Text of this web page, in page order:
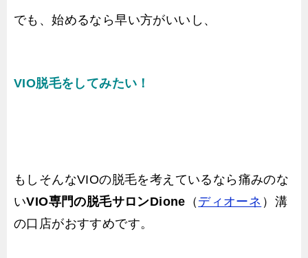
でも、始めるなら早い方がいいし、
VIO脱毛をしてみたい！
もしそんなVIOの脱毛を考えているなら痛みのな
いVIO専門の脱毛サロンDione （ ディオーネ ）溝
の口店がおすすめです。